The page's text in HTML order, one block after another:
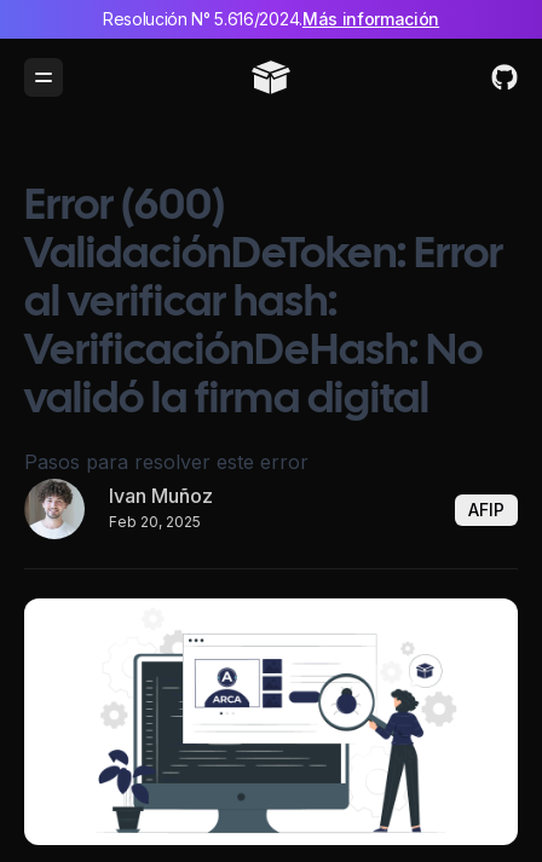
Resolución N° 5.616/2024.Más información
Toggle Menu
Error (600)
ValidaciónDeToken: Error
al verificar hash:
VerificaciónDeHash: No
validó la firma digital
Pasos para resolver este error
Ivan Muñoz
Feb 20, 2025
AFIP